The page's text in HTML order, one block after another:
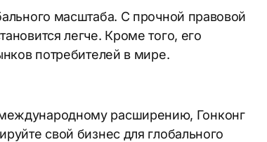
масштаба. С прочной правовой
легче. Кроме того, его
потребителей в мире.
расширению, Гонконг
свой бизнес для глобального